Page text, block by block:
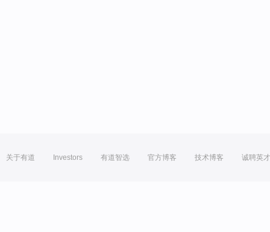
关于有道 Investors 有道智选 官方博客 技术博客 诚聘英才